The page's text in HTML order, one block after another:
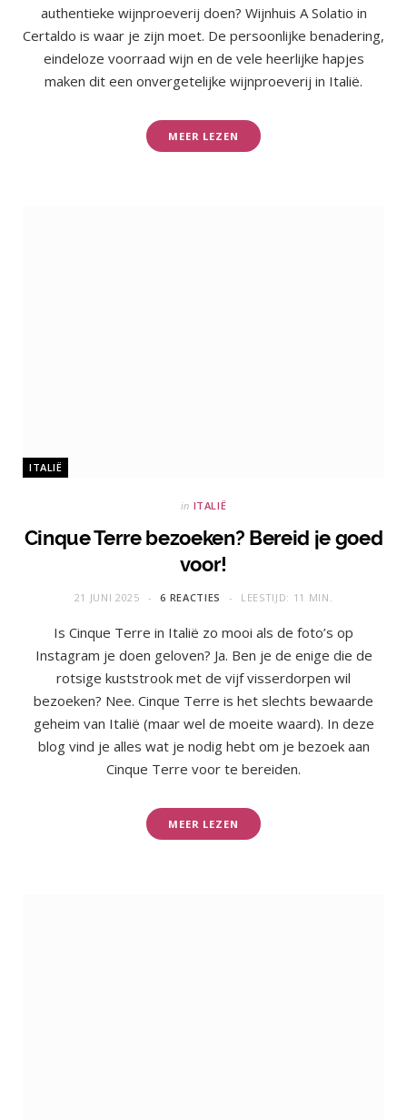
authentieke wijnproeverij doen? Wijnhuis A Solatio in
Certaldo is waar je zijn moet. De persoonlijke benadering,
eindeloze voorraad wijn en de vele heerlijke hapjes
maken dit een onvergetelijke wijnproeverij in Italië.
MEER LEZEN
ITALIË
in ITALIË
Cinque Terre bezoeken? Bereid je goed
voor!
21 JUNI 2025 6 REACTIES LEESTIJD: 11 MIN.
Is Cinque Terre in Italië zo mooi als de foto’s op
Instagram je doen geloven? Ja. Ben je de enige die de
rotsige kuststrook met de vijf visserdorpen wil
bezoeken? Nee. Cinque Terre is het slechts bewaarde
geheim van Italië (maar wel de moeite waard). In deze
blog vind je alles wat je nodig hebt om je bezoek aan
Cinque Terre voor te bereiden.
MEER LEZEN